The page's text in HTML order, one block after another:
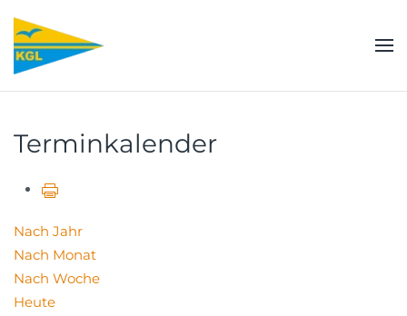
Zum Hauptinhalt springen
Terminkalender
Nach Jahr
Nach Monat
Nach Woche
Heute